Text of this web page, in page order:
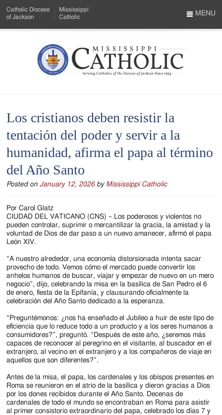
to
Menu
Content
Catholic Diocese
of Jackson
Mississippi
Catholic
Mississippi
Serving
Catholics
of
the
Diocese
of
Jackson
1954
MENU
Los cristianos deben resistir la
tentación del poder y servir a la
humanidad, afirma el papa al término
del Año Santo
Posted onJanuary 12, 2026 by Mississippi Catholic
Por Carol Glatz
CIUDAD DEL VATICANO (CNS) – Los poderosos y violentos no
pueden controlar, suprimir o mercantilizar la gracia, la amistad y la
voluntad de Dios de dar paso a un nuevo amanecer, afirmó el papa
León XIV.
“A nuestro alrededor, una economía distorsionada intenta sacar
provecho de todo. Vemos cómo el mercado puede convertir los
anhelos humanos de buscar, viajar y empezar de nuevo en un mero
negocio”, dijo, celebrando la misa en la basílica de San Pedro el 6
de enero, fiesta de la Epifanía, y clausurando oficialmente la
celebración del Año Santo dedicado a la esperanza.
“Preguntémonos: ¿nos ha enseñado el Jubileo a huir de este tipo de
eficiencia que lo reduce todo a un producto y a los seres humanos a
consumidores?”, preguntó. “Después de este año, ¿seremos más
capaces de reconocer al peregrino en el visitante, al buscador en el
extranjero, al vecino en el extranjero y a los compañeros de viaje en
aquellos que son diferentes?”.
Antes de la misa, el papa, los cardenales y los obispos presentes en
Roma se reunieron en el atrio de la basílica y dieron gracias a Dios
por los dones recibidos durante el Año Santo. Decenas de
cardenales de todo el mundo se encontraban en Roma para asistir
al primer consistorio extraordinario del papa, celebrado los días 7 y